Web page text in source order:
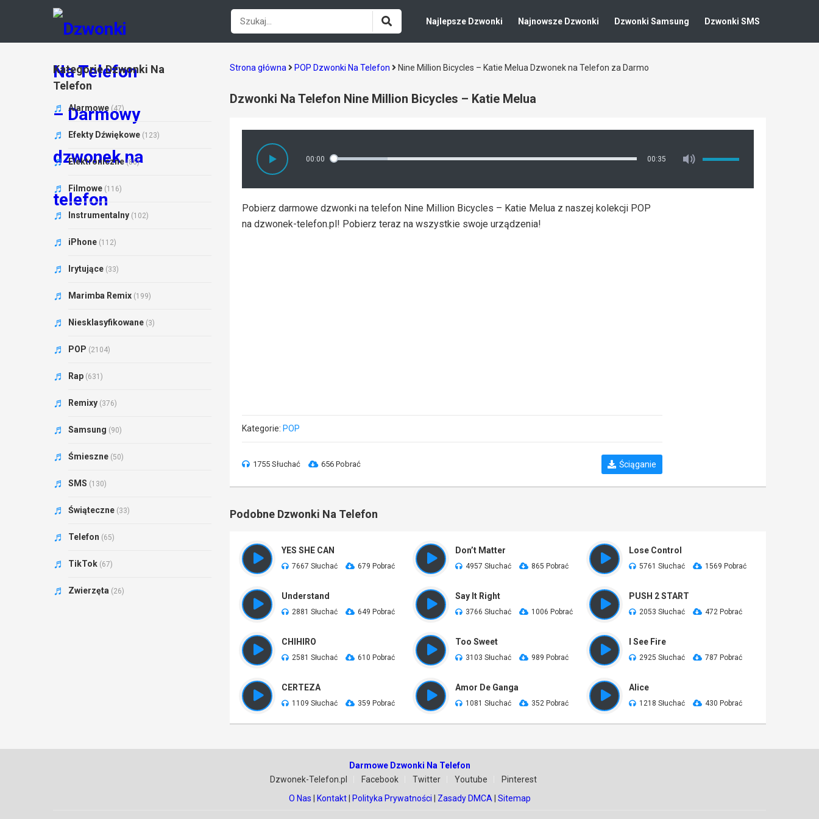
Najlepsze Dzwonki Najnowsze Dzwonki Dzwonki Samsung Dzwonki SMS
Strona główna POP Dzwonki Na Telefon Nine Million Bicycles – Katie Melua Dzwonek na Telefon za Darmo
Dzwonki Na Telefon Nine Million Bicycles – Katie Melua
00:00 00:35
Pobierz darmowe dzwonki na telefon Nine Million Bicycles – Katie Melua z naszej kolekcji POP
na dzwonek-telefon.pl! Pobierz teraz na wszystkie swoje urządzenia!
Kategorie: POP
1755 Słuchać 656 Pobrać Ściąganie
Podobne Dzwonki Na Telefon
YES SHE CAN
7667 Słuchać 679 Pobrać
Don’t Matter
4957 Słuchać 865 Pobrać
Lose Control
5761 Słuchać 1569 Pobrać
Understand
2881 Słuchać 649 Pobrać
Say It Right
3766 Słuchać 1006 Pobrać
PUSH 2 START
2053 Słuchać 472 Pobrać
CHIHIRO
2581 Słuchać 610 Pobrać
Too Sweet
3103 Słuchać 989 Pobrać
I See Fire
2925 Słuchać 787 Pobrać
CERTEZA
1109 Słuchać 359 Pobrać
Amor De Ganga
1081 Słuchać 352 Pobrać
Alice
1218 Słuchać 430 Pobrać
Kategorie Dzwonki Na
Telefon
Alarmowe (47)
Efekty Dźwiękowe (123)
Elektroniczne (86)
Filmowe (116)
Instrumentalny (102)
iPhone (112)
Irytujące (33)
Marimba Remix (199)
Niesklasyfikowane (3)
POP (2104)
Rap (631)
Remixy (376)
Samsung (90)
Śmieszne (50)
SMS (130)
Świąteczne (33)
Telefon (65)
TikTok (67)
Zwierzęta (26)
Darmowe Dzwonki Na Telefon
Dzwonek-Telefon.pl
Facebook Twitter Youtube
Pinterest
O Nas
Kontakt| Polityka Prywatności Zasady DMCA Sitemap